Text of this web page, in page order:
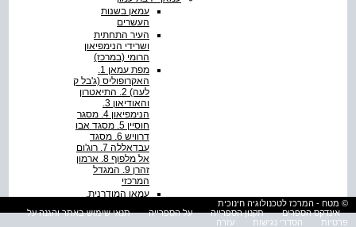
עמאן בשנות
העשרים
העיר התחתית
ושרידי הנימפיאון
הרומי (במרכז)
האקרופוליס (ג'בל ק
לעה) ‭.2‬ התיאטרון
הנימפיאון ‭.4‬ מסגר
חוסיין ‭.5‬ מסגד אבו
דרוויש ‭.6‬ מסגד
עבדאללה ‭.7‬ רוג'ום
אל מלפוף ‭.8‬ ארמון
זהרן ‭.9‬ המגדל
המרכזי
עמאן המודרנית.
הפרלמנט. מימין -
© מטח - המרכז לטכנולוגיה חינוכית
אינדקס הספרים
תקנון הספרייה על הספרייה
תנאי שימוש באתר והגנה על
פרטיות
הסדרי נגישות עזרה